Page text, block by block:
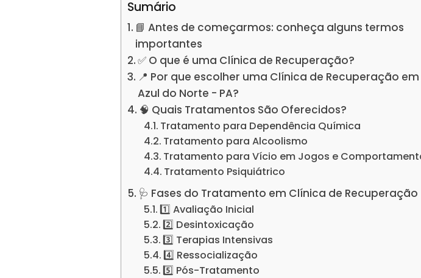
Sumário
📘 Antes de começarmos: conheça alguns termos
importantes
✅ O que é uma Clínica de Recuperação?
📍 Por que escolher uma Clínica de Recuperação
Azul do Norte - PA?
🧠 Quais Tratamentos São Oferecidos?
Tratamento para Dependência Química
Tratamento para Alcoolismo
Tratamento para Vício em Jogos e
Tratamento Psiquiátrico
🩺 Fases do Tratamento em Clínica de Recuperação
1️⃣ Avaliação Inicial
2️⃣ Desintoxicação
3️⃣ Terapias Intensivas
4️⃣ Ressocialização
5️⃣ Pós-Tratamento